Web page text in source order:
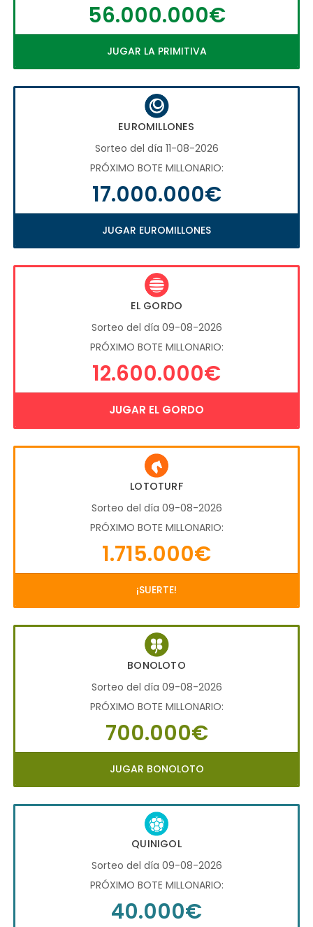
56.000.000€
JUGAR LA PRIMITIVA
EUROMILLONES
Sorteo del día 11-08-2026
PRÓXIMO BOTE MILLONARIO:
17.000.000€
JUGAR EUROMILLONES
EL GORDO
Sorteo del día 09-08-2026
PRÓXIMO BOTE MILLONARIO:
12.600.000€
JUGAR EL GORDO
LOTOTURF
Sorteo del día 09-08-2026
PRÓXIMO BOTE MILLONARIO:
1.715.000€
¡SUERTE!
BONOLOTO
Sorteo del día 09-08-2026
PRÓXIMO BOTE MILLONARIO:
700.000€
JUGAR BONOLOTO
QUINIGOL
Sorteo del día 09-08-2026
PRÓXIMO BOTE MILLONARIO:
40.000€